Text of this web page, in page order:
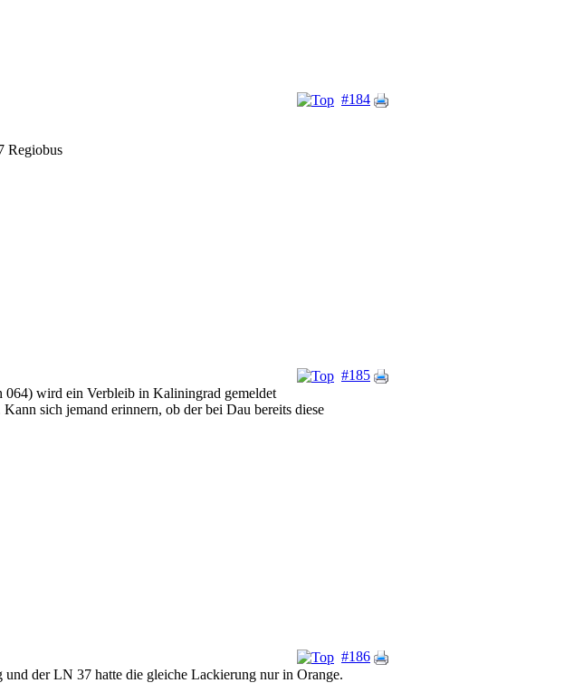
#184
Regiobus
#185
064) wird ein Verbleib in Kaliningrad gemeldet
Kann sich jemand erinnern, ob der bei Dau bereits diese
#186
und der LN 37 hatte die gleiche Lackierung nur in Orange.